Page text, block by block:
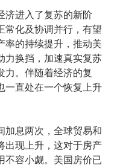
济进入了复苏的新阶
常化及协调并行，有望
率的持续提升，推动美
力换挡，加速真实复苏
力。伴随着经济的复
一直处在一个恢复上升
加息两次，全球贸易和
出现上升，这对于房产
不容小觑。美国房价已